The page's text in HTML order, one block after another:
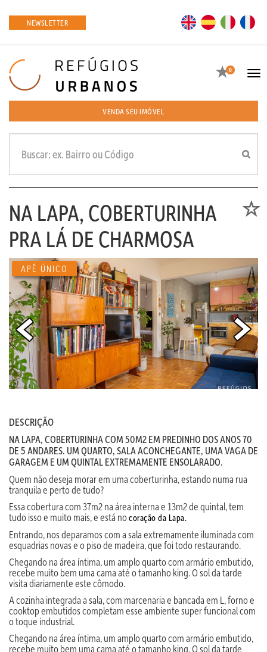
NEWSLETTER EN ES
Favoritos
0
VENDA SEU IMÓVEL
NA LAPA, COBERTURINHA
PRA LÁ DE CHARMOSA
APÊ ÚNICO
DESCRIÇÃO
NA LAPA, COBERTURINHA COM 50M2 EM PREDINHO DOS ANOS 70
DE 5 ANDARES. UM QUARTO, SALA ACONCHEGANTE, UMA VAGA DE
GARAGEM E UM QUINTAL EXTREMAMENTE ENSOLARADO.
Quem não deseja morar em uma coberturinha, estando numa rua
tranquila e perto de tudo?
Essa cobertura com 37m2 na área interna e 13m2 de quintal, tem
tudo isso e muito mais, e está nocoração da Lapa.
Entrando, nos deparamos com a sala extremamente iluminada com
esquadrias novas e o piso de madeira, que foi todo restaurando.
Chegando na área íntima, um amplo quarto com armário embutido,
recebe muito bem uma cama até o tamanho king. O sol da tarde
visita diariamente este cômodo.
A cozinha integrada a sala, com marcenaria e bancada em L, forno e
cooktop embutidos completam esse ambiente super funcional com
o toque industrial.
Chegando na área íntima, um amplo quarto com armário embutido,
recebe muito bem uma cama até o tamanho king. O sol da tarde